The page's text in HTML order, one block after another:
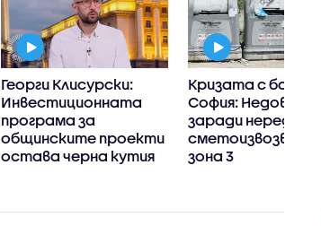
Георги Клисурски:
Инвестиционната
програма за
общинските проекти
остава черна кутия
Кризата с
София:
заради
сметоизвозване в
зона 3